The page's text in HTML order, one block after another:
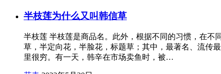
半枝莲为什么又叫韩信草
半枝莲 半枝莲是商品名。此外，根据不同的习惯，在
草，半定向花，半脸花，标题草；其中，最著名、流传
里很穷。有一天，韩辛在市场卖鱼时，被…